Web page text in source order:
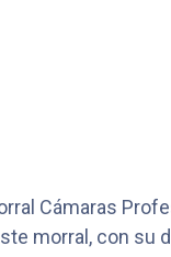
Cámaras
morral, con